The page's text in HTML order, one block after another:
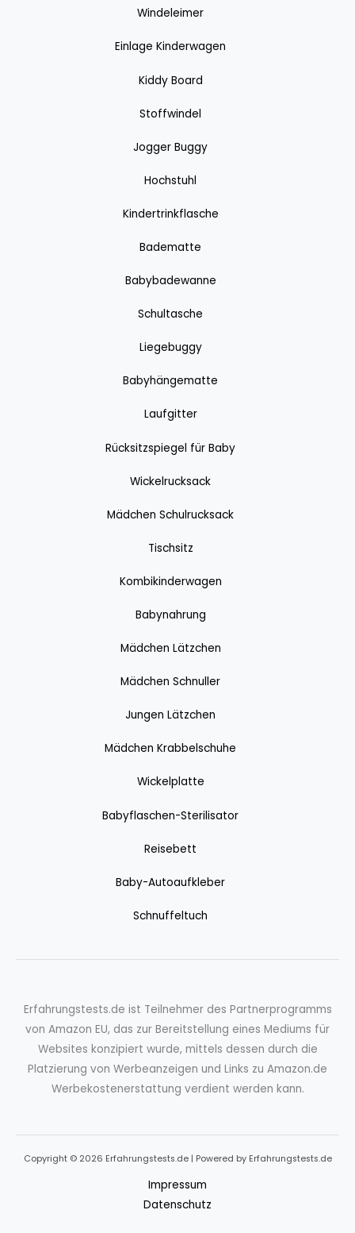
Windeleimer
Einlage Kinderwagen
Kiddy Board
Stoffwindel
Jogger Buggy
Hochstuhl
Kindertrinkflasche
Badematte
Babybadewanne
Schultasche
Liegebuggy
Babyhängematte
Laufgitter
Rücksitzspiegel für Baby
Wickelrucksack
Mädchen Schulrucksack
Tischsitz
Kombikinderwagen
Babynahrung
Mädchen Lätzchen
Mädchen Schnuller
Jungen Lätzchen
Mädchen Krabbelschuhe
Wickelplatte
Babyflaschen-Sterilisator
Reisebett
Baby-Autoaufkleber
Schnuffeltuch
Erfahrungstests.de ist Teilnehmer des Partnerprogramms
von Amazon EU, das zur Bereitstellung eines Mediums für
Websites konzipiert wurde, mittels dessen durch die
Platzierung von Werbeanzeigen und Links zu Amazon.de
Werbekostenerstattung verdient werden kann.
Copyright © 2026 Erfahrungstests.de | Powered by Erfahrungstests.de
Impressum
Datenschutz